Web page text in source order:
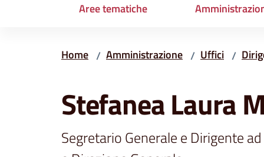
Aree tematiche
Home / Amministrazione / Uffici /
Stefanea Laura
Segretario Generale e Dirigente